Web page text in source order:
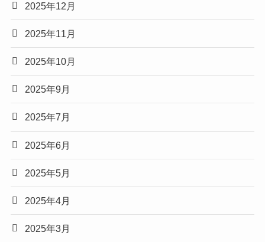
2025年12月
2025年11月
2025年10月
2025年9月
2025年7月
2025年6月
2025年5月
2025年4月
2025年3月